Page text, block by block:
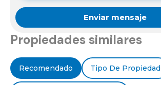
Propiedades similares
Recomendado Tipo De Propiedad